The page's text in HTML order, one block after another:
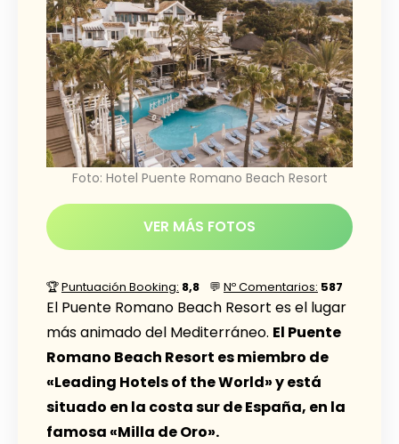
Foto: Hotel Puente Romano Beach Resort
VER MÁS FOTOS
🏆Puntuación Booking: 8,8 💬 Nº Comentarios: 587
El Puente Romano Beach Resort es el lugar
más animado del Mediterráneo. El Puente
Romano Beach Resort es miembro de
«Leading Hotels of the World» y está
situado en la costa sur de España, en la
famosa «Milla de Oro».